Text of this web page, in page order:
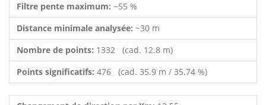
Filtre pente maximum: ~55 %
Distance minimale analysée: ~30 m
Nombre de points: 1332 (cad. 12.8 m)
Points significatifs: 476 (cad. 35.9 m / 35.74 %)